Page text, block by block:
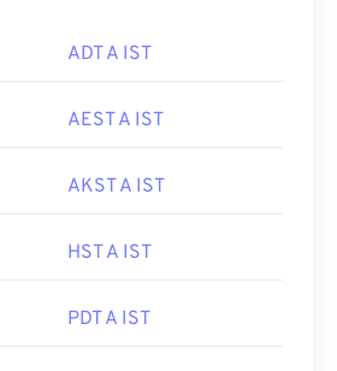
ADT A IST
AEST A IST
AKST A IST
HST A IST
PDT A IST